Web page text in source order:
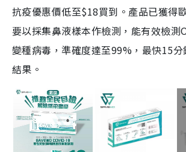
抗疫優惠價低至$18買到。產品已獲得
要以採集鼻液樣本作檢測，能有效檢
變種病毒，準確度達至99%，最快15
結果。